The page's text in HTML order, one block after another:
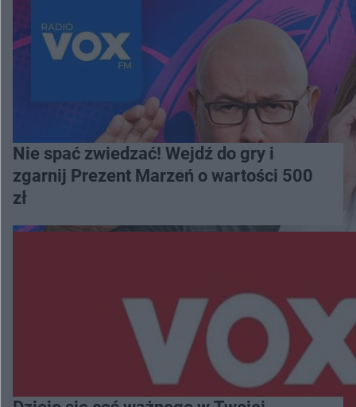
Nie spać zwiedzać! Wejdź do gry i
zgarnij Prezent Marzeń o wartości 500
zł